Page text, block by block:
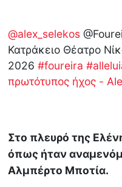
@alex_selekos
Κατράκειο Θέατρο
2026#foureira
πρωτότυπος ήχος -
Στο πλευρό της
όπως ήταν
Αλμπέρτο Μποτία.